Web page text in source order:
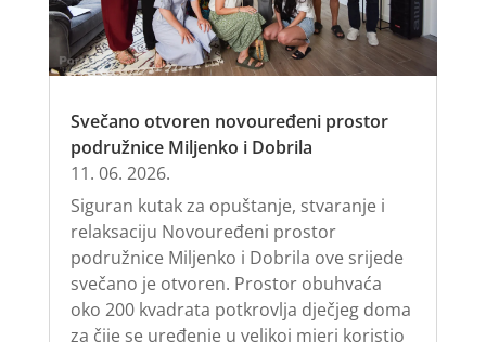
Svečano otvoren novouređeni prostor
podružnice Miljenko i Dobrila
11. 06. 2026.
Siguran kutak za opuštanje, stvaranje i
relaksaciju Novouređeni prostor
podružnice Miljenko i Dobrila ove srijede
svečano je otvoren. Prostor obuhvaća
oko 200 kvadrata potkrovlja dječjeg doma
za čije se uređenje u velikoj mjeri koristio